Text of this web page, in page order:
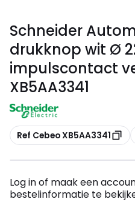
Schneider
drukknop wit Ø
impulscontact
XB5AA3341
Kopiëren
Ref Cebeo XB5AA3341
Log in of maak een
bestelinformatie te